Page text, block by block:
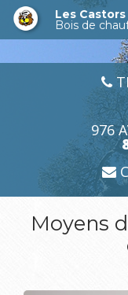
Aller
contenu
Les Castors
Bois de
976
Moyens